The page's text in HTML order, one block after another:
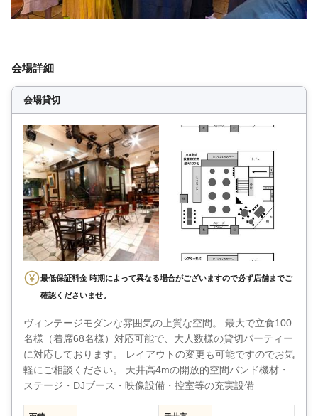
会場詳細
会場貸切
最低保証料金 時期によって異なる場合がございますので必ず店舗までご
確認くださいませ。
ヴィンテージモダンな雰囲気の上質な空間。 最大で立食100
名様（着席68名様）対応可能で、大人数様の貸切パーティー
に対応しております。 レイアウトの変更も可能ですのでお気
軽にご相談ください。 天井高4mの開放的空間バンド機材・
ステージ・DJブース・映像設備・控室等の充実設備